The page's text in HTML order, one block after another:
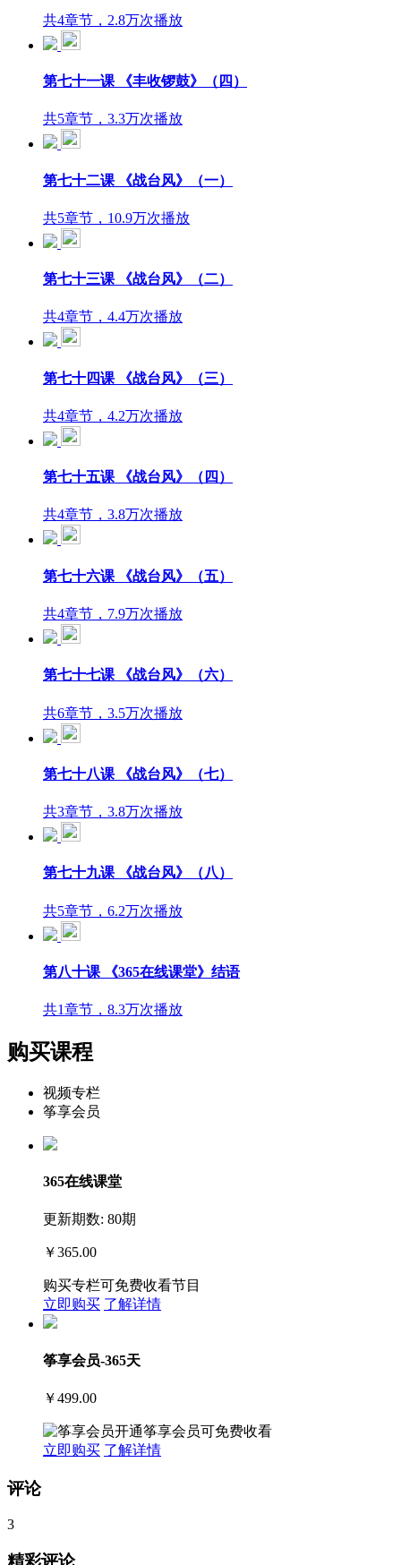
共4章节，2.8万次播放
第七十一课 《丰收锣鼓》（四）
共5章节，3.3万次播放
第七十二课 《战台风》（一）
共5章节，10.9万次播放
第七十三课 《战台风》（二）
共4章节，4.4万次播放
第七十四课 《战台风》（三）
共4章节，4.2万次播放
第七十五课 《战台风》（四）
共4章节，3.8万次播放
第七十六课 《战台风》（五）
共4章节，7.9万次播放
第七十七课 《战台风》（六）
共6章节，3.5万次播放
第七十八课 《战台风》（七）
共3章节，3.8万次播放
第七十九课 《战台风》（八）
共5章节，6.2万次播放
第八十课 《365在线课堂》结语
共1章节，8.3万次播放
购买课程
视频专栏
筝享会员
365在线课堂
更新期数: 80期
￥365.00
购买专栏可免费收看节目
立即购买 了解详情
筝享会员-365天
￥499.00
开通筝享会员可免费收看
立即购买 了解详情
评论
3
精彩评论